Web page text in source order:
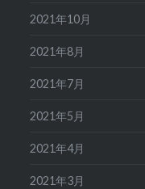
2021年10月
2021年8月
2021年7月
2021年5月
2021年4月
2021年3月